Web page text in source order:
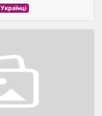
Українці